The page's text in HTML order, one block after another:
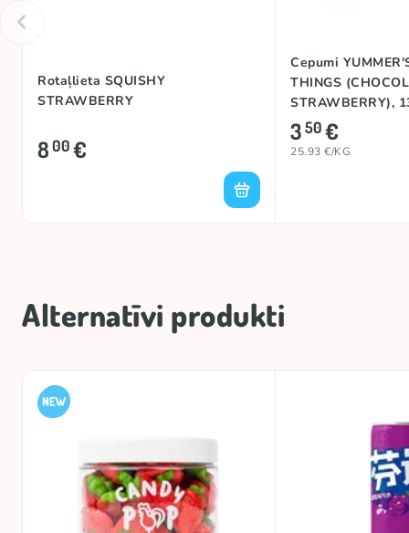
Rotaļlieta SQUISHY
STRAWBERRY
800€
Cepumi
THINGS
STRAWBERRY),
350€
25.93 €/KG
Alternatīvi produkti